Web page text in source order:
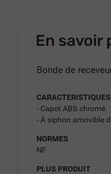
En savoir
Bonde de
- Capot ABS chromé
- À siphon amovible
NORMES
NF
PLUS PRODUIT